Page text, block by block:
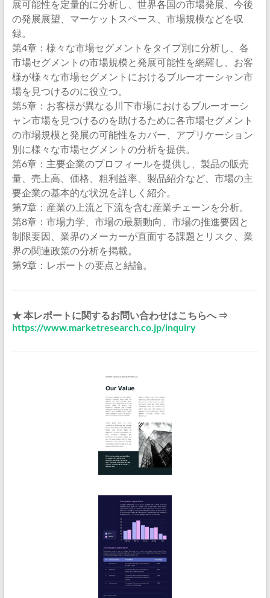
展可能性を定量的に分析し、世界各国の市場発展、今後
の発展展望、マーケットスペース、市場規模などを収
録。
第4章：様々な市場セグメントをタイプ別に分析し、各
市場セグメントの市場規模と発展可能性を網羅し、お客
様が様々な市場セグメントにおけるブルーオーシャン市
場を見つけるのに役立つ。
第5章：お客様が異なる川下市場におけるブルーオーシ
ャン市場を見つけるのを助けるために各市場セグメント
の市場規模と発展の可能性をカバー、アプリケーション
別に様々な市場セグメントの分析を提供。
第6章：主要企業のプロフィールを提供し、製品の販売
量、売上高、価格、粗利益率、製品紹介など、市場の主
要企業の基本的な状況を詳しく紹介。
第7章：産業の上流と下流を含む産業チェーンを分析。
第8章：市場力学、市場の最新動向、市場の推進要因と
制限要因、業界のメーカーが直面する課題とリスク、業
界の関連政策の分析を掲載。
第9章：レポートの要点と結論。
★ 本レポートに関するお問い合わせはこちらへ ⇒
https://www.marketresearch.co.jp/inquiry